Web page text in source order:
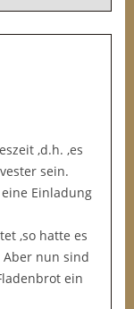
,d.h. ,es
sein.
Einladung
,so hatte es
Aber nun sind
ein